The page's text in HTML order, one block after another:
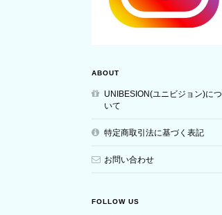
ABOUT
UNIBESION(ユニビジョン)につ
いて
特定商取引法に基づく表記
お問い合わせ
FOLLOW US